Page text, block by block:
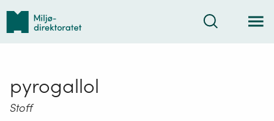
Tilbake
forsiden
Søk
pyrogallol
Stoff